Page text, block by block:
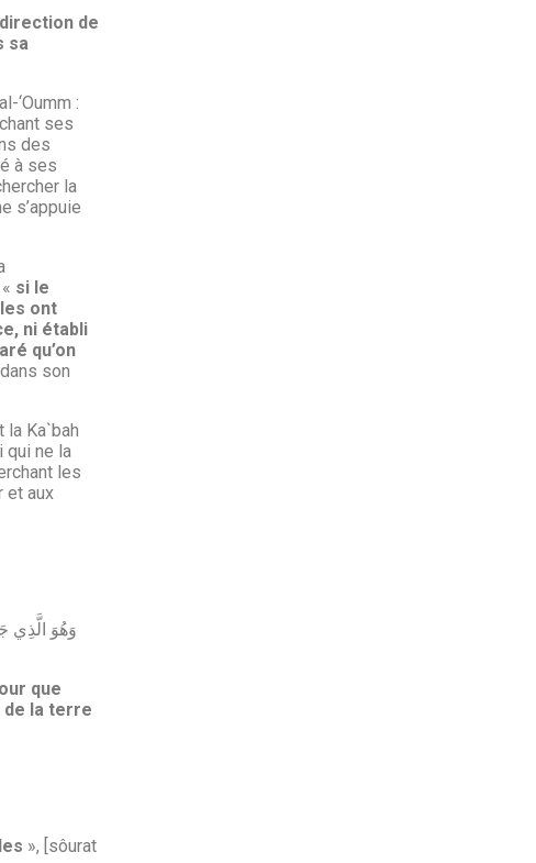
de
sa
‘Oumm :
ses
des
à ses
la
s’appuie
si le
ont
ni établi
qu’on
son
Ka`bah
qui ne la
les
et aux
que
de la terre
», [sôurat